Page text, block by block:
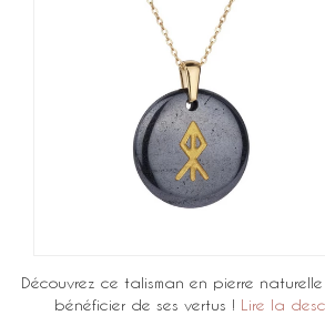
Découvrez ce talisman en pierre
bénéficier de ses vertus ! Lire la